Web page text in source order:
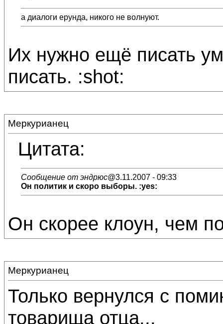
а диалоги ерунда, никого не волнуют.
Их нужно ещё писать
писать. :shot:
Меркурианец
Цитата:
Сообщение от эндрюс@3.11.2007 - 09:33
Он политик и скоро выборы. :yes:
Он скорее клоун, чем
Меркурианец
Только вернулся с
товарища отца...